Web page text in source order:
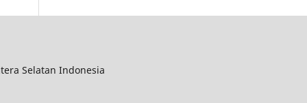
Selatan Indonesia